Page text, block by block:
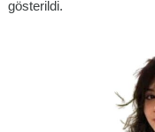
gösterildi.